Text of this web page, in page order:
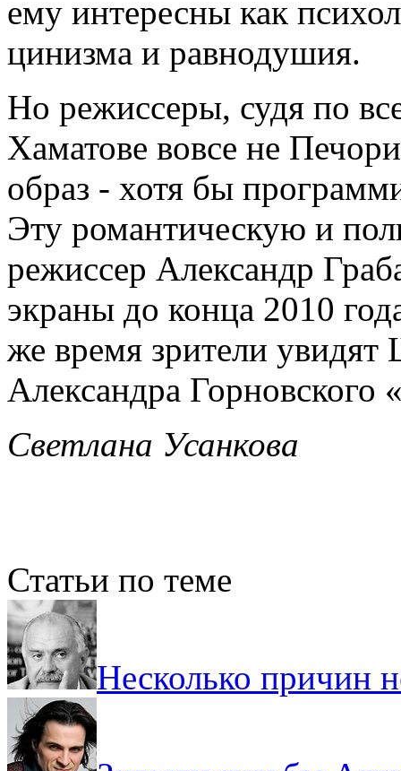
ему интересны как
цинизма и равнодушия.
Но режиссеры, судя по
Хаматове вовсе не
образ - хотя бы
Эту романтическую и
режиссер Александр
экраны до конца 2010
же время зрители
Александра Горновского
Светлана Усанкова
Статьи по теме
Несколько причин